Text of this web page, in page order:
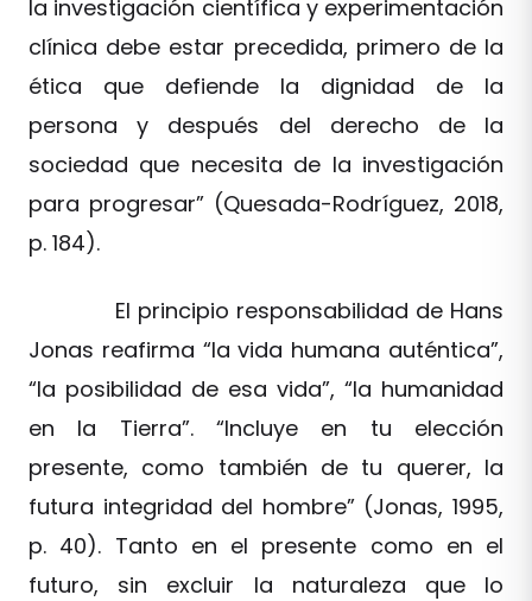
la investigación científica y experimentación
clínica debe estar precedida, primero de la
ética que defiende la dignidad de la
persona y después del derecho de la
sociedad que necesita de la investigación
para progresar” (Quesada-Rodríguez, 2018,
p. 184).
El principio responsabilidad de Hans
Jonas reafirma “la vida humana auténtica”,
“la posibilidad de esa vida”, “la humanidad
en la Tierra”. “Incluye en tu elección
presente, como también de tu querer, la
futura integridad del hombre” (Jonas, 1995,
p. 40). Tanto en el presente como en el
futuro, sin excluir la naturaleza que lo